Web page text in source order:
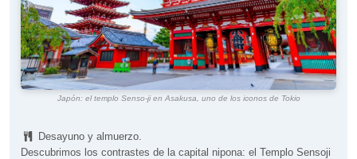
Japón: el templo Senso-ji en Asakusa, uno de los iconos de Tokio
Desayuno y almuerzo.
Descubrimos los contrastes de la capital nipona: el Templo Sensoji